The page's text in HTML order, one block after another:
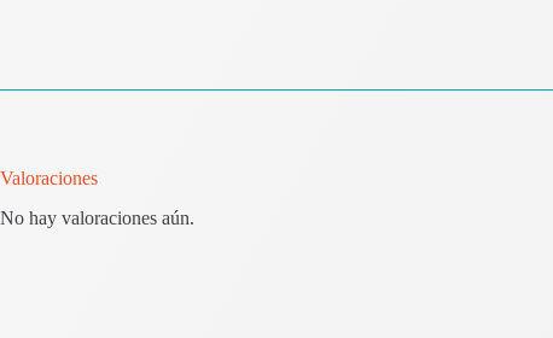
Valoraciones
No hay valoraciones aún.